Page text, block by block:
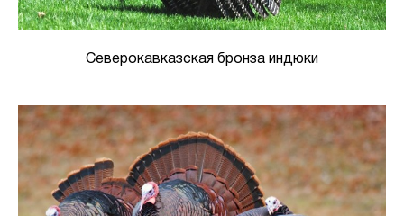
Северокавказская бронза индюки